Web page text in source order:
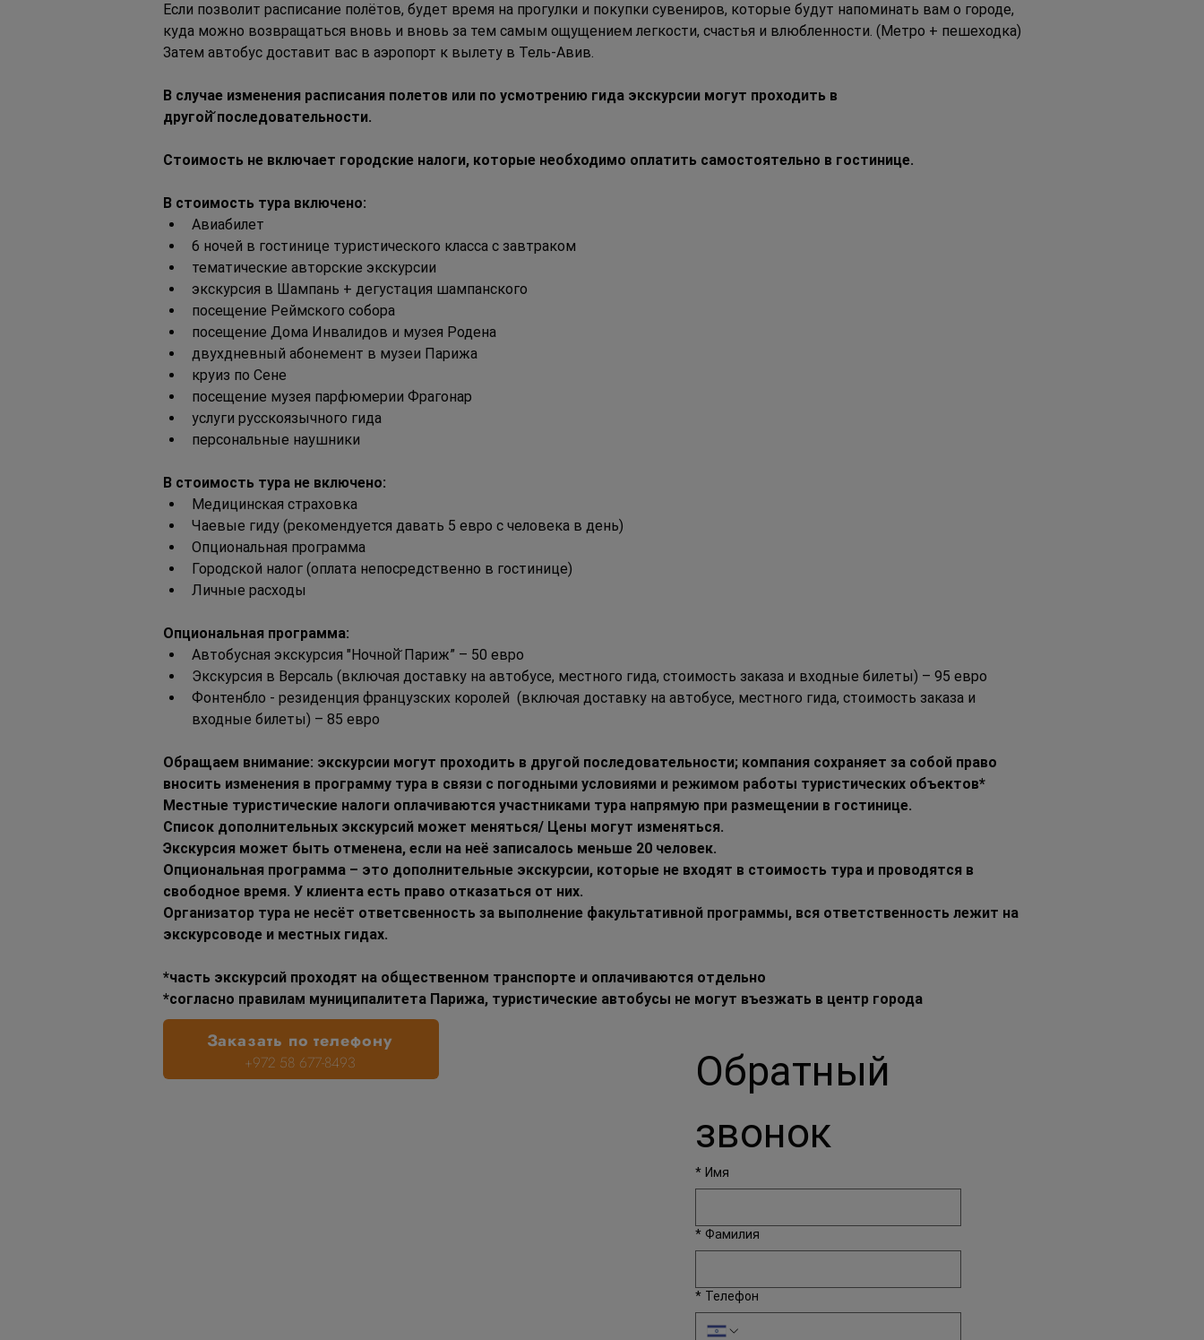
Если позволит расписание полётов, будет время на прогулки и покупки сувениров, которые будут напоминать вам о городе,
куда можно возвращаться вновь и вновь за тем самым ощущением легкости, счастья и влюбленности. (Метро + пешеходка)
Затем автобус доставит вас в аэропорт к вылету в Тель-Авив.
В случае изменения расписания полетов или по усмотрению гида экскурсии могут проходить в
другой̆ последовательности.
Стоимость не включает городские налоги, которые необходимо оплатить самостоятельно в гостинице.
В стоимость тура включено:
Авиабилет
6 ночей в гостинице туристического класса с завтраком
тематические авторские экскурсии
экскурсия в Шампань + дегустация шампанского
посещение Реймского собора
посещение Дома Инвалидов и музея Родена
двухдневный абонемент в музеи Парижа
круиз по Сене
посещение музея парфюмерии Фрагонар
услуги русскоязычного гида
персональные наушники
В стоимость тура не включено:
Медицинская страховка
Чаевые гиду (рекомендуется давать 5 евро с человека в день)
Опциональная программа
Городской налог (оплата непосредственно в гостинице)
Личные расходы
Опциональная программа:
Автобусная экскурсия "Ночной̆ Париж” – 50 евро
Экскурсия в Версаль (включая доставку на автобусе, местного гида, стоимость заказа и входные билеты) – 95 евро
Фонтенбло - резиденция французских королей  (включая доставку на автобусе, местного гида, стоимость заказа и
входные билеты) – 85 евро
Обращаем внимание: экскурсии могут проходить в другой последовательности; компания сохраняет за собой право
вносить изменения в программу тура в связи с погодными условиями и режимом работы туристических объектов*
Местные туристические налоги оплачиваются участниками тура напрямую при размещении в гостинице.
Список дополнительных экскурсий может меняться/ Цены могут изменяться.
Экскурсия может быть отменена, если на неё записалось меньше 20 человек.
Опциональная программа – это дополнительные экскурсии, которые не входят в стоимость тура и проводятся в
свободное время. У клиента есть право отказаться от них.
Организатор тура не несёт ответсвенность за выполнение факультативной программы, вся ответственность лежит на
экскурсоводе и местных гидах.
*часть экскурсий проходят на общественном транспорте и оплачиваются отдельно
*согласно правилам муниципалитета Парижа, туристические автобусы не могут въезжать в центр города
Заказать по телефону
+972 58 677-8493
Обратный
звонок
* Имя
* Фамилия
* Телефон